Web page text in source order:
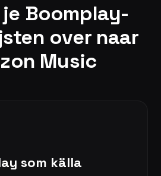
Boomplay-
over naar
Music
som källa